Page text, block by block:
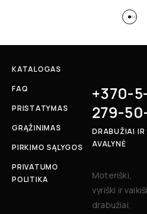
KATALOGAS
FAQ
PRISTATYMAS
GRĄŽINIMAS
PIRKIMO SĄLYGOS
PRIVATUMO
POLITIKA
+370-
279-
DRABUŽIAI IR
AVALYNĖ
Moteriški,
vyriški ir
drabužiai,